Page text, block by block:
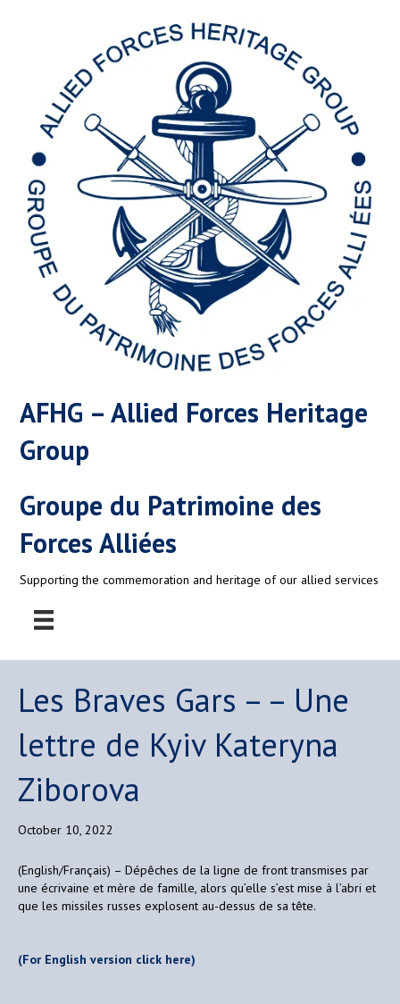
AFHG – Allied Forces Heritage
Group
Groupe du Patrimoine des
Forces Alliées
Supporting the commemoration and heritage of our allied services
Les Braves Gars – – Une
lettre de Kyiv Kateryna
Ziborova
October 10, 2022
(English/Français) – Dépêches de la ligne de front transmises par
une écrivaine et mère de famille, alors qu’elle s’est mise à l’abri et
que les missiles russes explosent au-dessus de sa tête.
(For English version click here)